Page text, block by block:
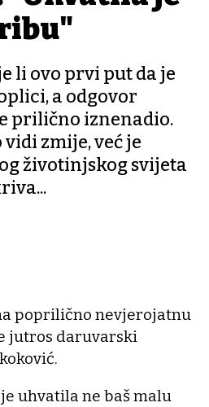
li ovo prvi put da je
a odgovor
prilično iznenadio.
vidi zmije, već je
životinjskog svijeta
poprilično nevjerojatnu
jutros daruvarski
uhvatila ne baš malu